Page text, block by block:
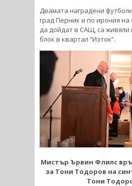
Двамата наградени
град Перник и по ирония
да дойдат в САЩ, са
блок в квартал “Изток”.
Мистър Ървин Флипс
за Тони Тодоров на
Тони